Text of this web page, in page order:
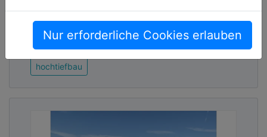
Nur erforderliche Cookies erlauben
06.07.2026, Lesezeit ca. 8 Minuten
hochtiefbau